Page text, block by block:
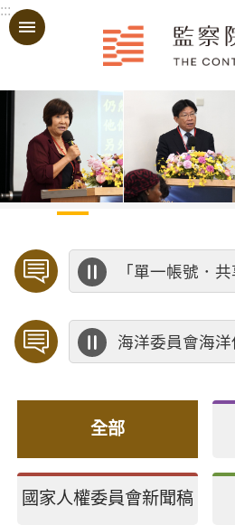
跳到主要內容區塊
:::
「單一帳號．
全部
國家人權委員會新聞稿